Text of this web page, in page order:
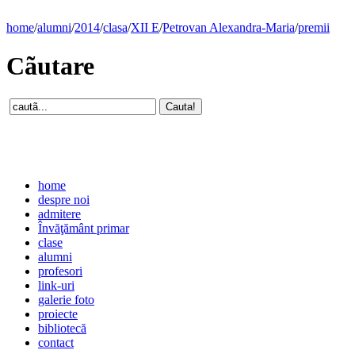
home/alumni/2014/clasa/XII E/Petrovan Alexandra-Maria/premii
Cãutare
home
despre noi
admitere
Învăţământ primar
clase
alumni
profesori
link-uri
galerie foto
proiecte
bibliotecă
contact